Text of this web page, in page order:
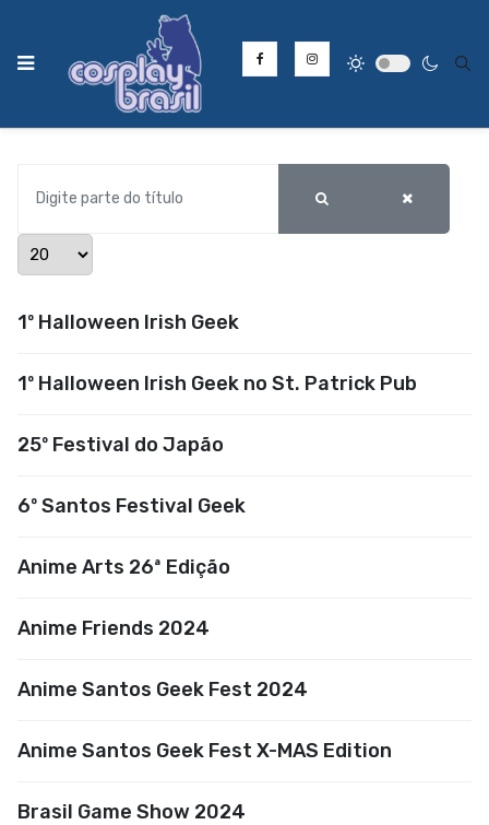
Mostrar #
1º Halloween Irish Geek
1º Halloween Irish Geek no St. Patrick Pub
25º Festival do Japão
6º Santos Festival Geek
Anime Arts 26ª Edição
Anime Friends 2024
Anime Santos Geek Fest 2024
Anime Santos Geek Fest X-MAS Edition
Brasil Game Show 2024